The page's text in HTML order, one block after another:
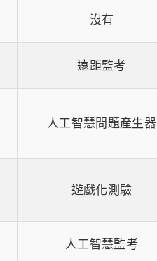
沒有
遠距監考
人工智慧問題產生器
遊戲化測驗
人工智慧監考